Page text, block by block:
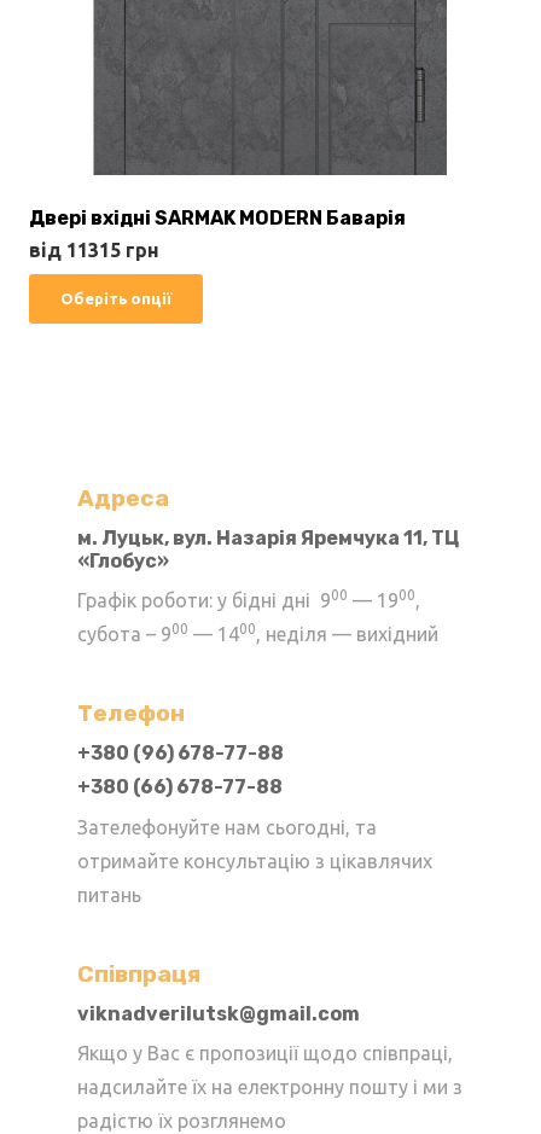
Двері вхідні SARMAK MODERN Баварія
від 11315 грн
Оберіть опції
товар
вибрати
сторінці
товару
Адреса
м. Луцьк, вул. Назарія Яремчука 11, ТЦ
«Глобус»
Графік роботи: у бідні дні 900 — 1900,
субота – 900 — 1400, неділя — вихідний
Телефон
+380 (96) 678-77-88
+380 (66) 678-77-88
Зателефонуйте нам сьогодні, та
отримайте консультацію з цікавлячих
питань
Cпівпраця
viknadverilutsk@gmail.com
Якщо у Вас є пропозиції щодо співпраці,
надсилайте їх на електронну пошту і ми з
радістю їх розглянемо